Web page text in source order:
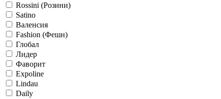
Rossini (Розини)
Satino
Валенсия
Fashion (Фешн)
Глобал
Лидер
Фаворит
Expoline
Lindau
Daily